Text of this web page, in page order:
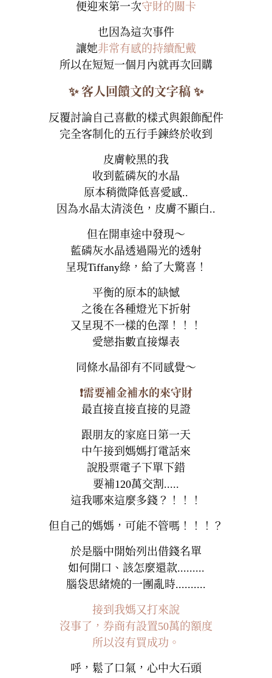
便迎來第一次守財的關卡
也因為這次事件
讓她非常有感的持續配戴
所以在短短一個月內就再次回購
✨ 客人回饋文的文字稿 ✨
反覆討論自己喜歡的樣式與銀飾配件
完全客制化的五行手鍊終於收到
皮膚較黑的我
收到藍磷灰的水晶
原本稍微降低喜愛感..
因為水晶太清淡色，皮膚不顯白..
但在開車途中發現～
藍磷灰水晶透過陽光的透射
呈現Tiffany綠，給了大驚喜！
平衡的原本的缺憾
之後在各種燈光下折射
又呈現不一樣的色澤！！！
愛戀指數直接爆表
同條水晶卻有不同感覺～
❗️需要補金補水的來守財
最直接直接直接的見證
跟朋友的家庭日第一天
中午接到媽媽打電話來
說股票電子下單下錯
要補120萬交割.....
這我哪來這麼多錢？！！！
但自己的媽媽，可能不管嗎！！！？
於是腦中開始列出借錢名單
如何開口、該怎麼還款.........
腦袋思緒燒的一團亂時..........
接到我媽又打來說
沒事了，券商有設置50萬的額度
所以沒有買成功。
呼，鬆了口氣，心中大石頭